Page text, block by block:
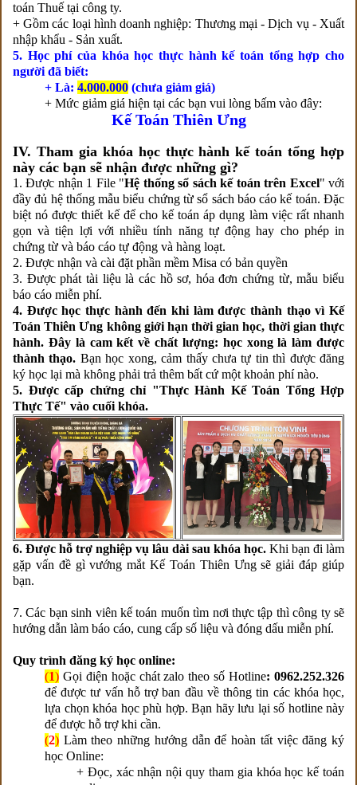
toán Thuế tại công ty.
+ Gồm các loại hình doanh nghiệp: Thương mại - Dịch vụ - Xuất
nhập khẩu - Sản xuất.
5. Học phí của khóa học thực hành kế toán tổng hợp cho
người đã biết:
+ Là: 4.000.000 (chưa giảm giá)
+ Mức giảm giá hiện tại các bạn vui lòng bấm vào đây:
Kế Toán Thiên Ưng
IV. Tham gia khóa học thực hành kế toán tổng hợp
này các bạn sẽ nhận được những gì?
1. Được nhận 1 File "Hệ thống sổ sách kế toán trên Excel" với
đầy đủ hệ thống mẫu biểu chứng từ sổ sách báo cáo kế toán. Đặc
biệt nó được thiết kế để cho kế toán áp dụng làm việc rất nhanh
gọn và tiện lợi với nhiều tính năng tự động hay cho phép in
chứng từ và báo cáo tự động và hàng loạt.
2. Được nhận và cài đặt phần mềm Misa có bản quyền
3. Được phát tài liệu là các hồ sơ, hóa đơn chứng từ, mẫu biểu
báo cáo miễn phí.
4. Được học thực hành đến khi làm được thành thạo vì Kế
Toán Thiên Ưng không giới hạn thời gian học, thời gian thực
hành. Đây là cam kết về chất lượng: học xong là làm được
thành thạo. Bạn học xong, cảm thấy chưa tự tin thì được đăng
ký học lại mà không phải trả thêm bất cứ một khoản phí nào.
5. Được cấp chứng chỉ "Thực Hành Kế Toán Tổng Hợp
Thực Tế" vào cuối khóa.
6. Được hỗ trợ nghiệp vụ lâu dài sau khóa học. Khi bạn đi làm
gặp vấn đề gì vướng mắt Kế Toán Thiên Ưng sẽ giải đáp giúp
bạn.
7. Các bạn sinh viên kế toán muốn tìm nơi thực tập thì công ty sẽ
hướng dẫn làm báo cáo, cung cấp số liệu và đóng dấu miễn phí.
Quy trình đăng ký học online:
(1) Gọi điện hoặc chát zalo theo số Hotline: 0962.252.326
để được tư vấn hỗ trợ ban đầu về thông tin các khóa học,
lựa chọn khóa học phù hợp. Bạn hãy lưu lại số hotline này
để được hỗ trợ khi cần.
(2) Làm theo những hướng dẫn để hoàn tất việc đăng ký
học Online:
+ Đọc, xác nhận nội quy tham gia khóa học kế toán